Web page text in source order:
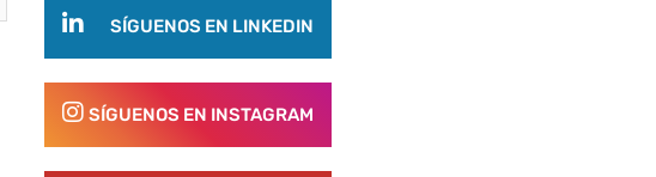
SÍGUENOS EN LINKEDIN
SÍGUENOS EN INSTAGRAM